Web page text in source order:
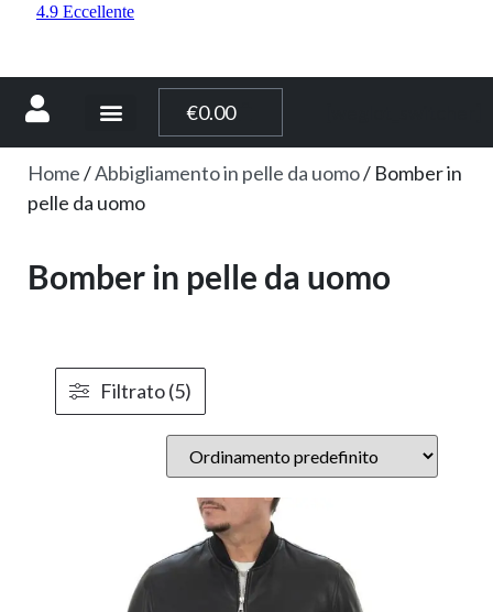
€0.00
Home/Abbigliamento in pelle da uomo/ Bomber in
pelle da uomo
Bomber in pelle da uomo
Filtrato (5)